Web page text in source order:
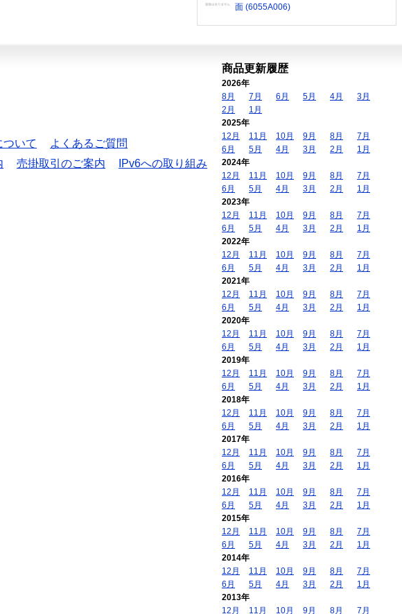
面 (6055A006)
ついて
よくあるご質問
売掛取引のご案内
IPv6への取り組み
商品更新履歴
2026年
8月
7月 6月 5月 4月
3月
2月
1月
2025年
12月
11月 10月 9月 8月
7月
6月
5月 4月 3月 2月
1月
2024年
12月
11月 10月 9月 8月
7月
6月
5月 4月 3月 2月
1月
2023年
12月
11月 10月 9月 8月
7月
6月
5月 4月 3月 2月
1月
2022年
12月
11月 10月 9月 8月
7月
6月
5月 4月 3月 2月
1月
2021年
12月
11月 10月 9月 8月
7月
6月
5月 4月 3月 2月
1月
2020年
12月
11月 10月 9月 8月
7月
6月
5月 4月 3月 2月
1月
2019年
12月
11月 10月 9月 8月
7月
6月
5月 4月 3月 2月
1月
2018年
12月
11月 10月 9月 8月
7月
6月
5月 4月 3月 2月
1月
2017年
12月
11月 10月 9月 8月
7月
6月
5月 4月 3月 2月
1月
2016年
12月
11月 10月 9月 8月
7月
6月
5月 4月 3月 2月
1月
2015年
12月
11月 10月 9月 8月
7月
6月
5月 4月 3月 2月
1月
2014年
12月
11月 10月 9月 8月
7月
6月
5月 4月 3月 2月
1月
2013年
12月
11月 10月 9月 8月 7月